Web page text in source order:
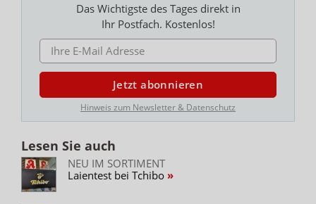
Das Wichtigste des Tages direkt in
Ihr Postfach. Kostenlos!
E-MAIL ADRESSE
Jetzt abonnieren
Hinweis zum Newsletter & Datenschutz
Lesen Sie auch
NEU IM SORTIMENT
Laientest bei Tchibo